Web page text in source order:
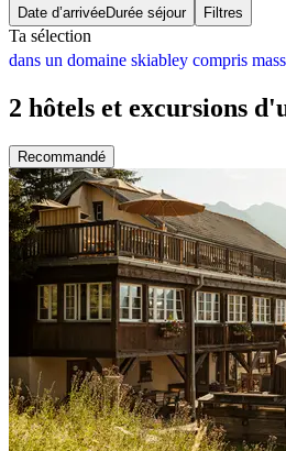
Date d’arrivéeDurée séjour Filtres
Ta sélection
dans un domaine skiabley compris
2 hôtels et excursions
Recommandé